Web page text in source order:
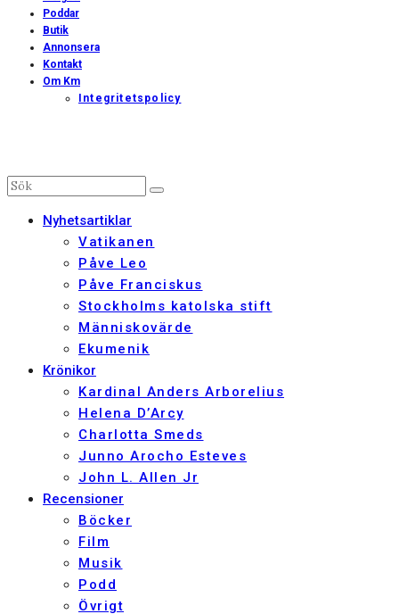
Poddar
Butik
Annonsera
Kontakt
Om Km
Integritetspolicy
Nyhetsartiklar
Vatikanen
Påve Leo
Påve Franciskus
Stockholms katolska stift
Människovärde
Ekumenik
Krönikor
Kardinal Anders Arborelius
Helena D’Arcy
Charlotta Smeds
Junno Arocho Esteves
John L. Allen Jr
Recensioner
Böcker
Film
Musik
Podd
Övrigt